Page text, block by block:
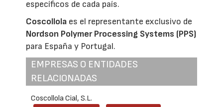
específicos de cada país.
Coscollola es el representante exclusivo de
Nordson Polymer Processing Systems (PPS)
para España y Portugal.
EMPRESAS O ENTIDADES
RELACIONADAS
Coscollola Cial, S.L.